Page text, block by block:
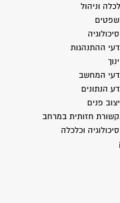
וניהול
ההתנהגות
המחשב
הנתונים
פנים
חזותית במרחב
וכלכלה